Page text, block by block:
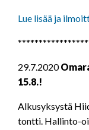
Lue lisää ja
29.7.2020
15.8.!
Alkusyksystä
tontti. Hallinto-